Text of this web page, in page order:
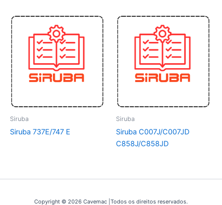
Siruba
Siruba 737E/747 E
Siruba
Siruba C007J/C007JD
C858J/C858JD
Copyright © 2026 Cavemac |Todos os direitos reservados.